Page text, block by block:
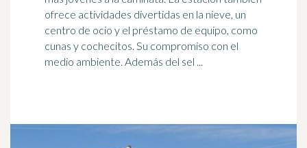
ofrece actividades divertidas en la nieve, un
centro de ocio y el préstamo de equipo, como
cunas y cochecitos. Su compromiso con el
medio ambiente. Además del sel ...